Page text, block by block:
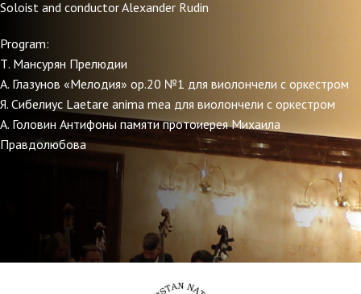
Soloist and conductor Alexander Rudin
Program:
Т. Мансурян Прелюдии
А. Глазунов «Мелодия» ор.20 №1 для виолончели с оркестром
Я. Сибелиус Laetare anima mea для виолончели с оркестром
А. Головин Антифоны памяти протоиерея Михаила
Правдолюбова